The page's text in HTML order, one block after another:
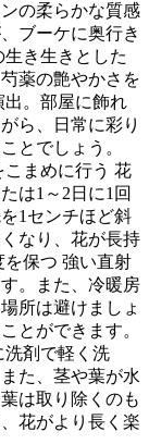
の柔らかな質感
ブーケに奥行き
き生きとした
薬の艶やかさを
。部屋に飾れ
ら、日常に彩り
とでしょう。
まめに行う 花
は1～2日に1回
1センチほど斜
なり、花が長持
保つ 強い直射
。また、冷暖房
所は避けましょ
とができます。
洗剤で軽く洗
た、茎や葉が水
は取り除くのも
花がより長く楽